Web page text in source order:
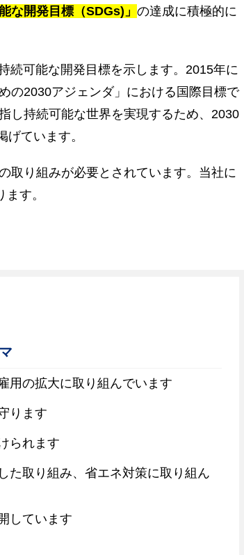
な開発目標（SDGs)」 の達成に積極的に
続可能な開発目標を示します。2015年に
の2030アジェンダ」における国際目標で
し持続可能な世界を実現するため、2030
ています。
取り組みが必要とされています。当社に
す。
用の拡大に取り組んでいます
ります
られます
た取り組み、省エネ対策に取り組ん
しています